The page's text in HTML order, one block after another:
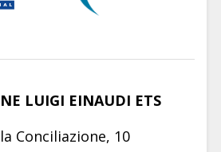
LUIGI EINAUDI ETS
Conciliazione, 10